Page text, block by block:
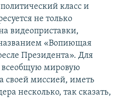
класс и
не только
видеоприставки,
названием «Вопиющая
Президента». Для
мировую
своей миссией, иметь
несколько, так сказать,